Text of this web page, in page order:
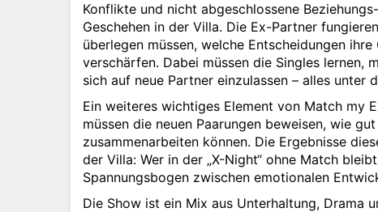
Konflikte und nicht abgeschlossene
Geschehen in der Villa. Die Ex-Partner
überlegen müssen, welche Entscheidungen
verschärfen. Dabei müssen die Singles lernen,
sich auf neue Partner einzulassen – alles unter
Ein weiteres wichtiges Element von Match my
müssen die neuen Paarungen beweisen, wie
zusammenarbeiten können. Die Ergebnisse
der Villa: Wer in der „X-Night“ ohne Match
Spannungsbogen zwischen emotionalen
Die Show ist ein Mix aus Unterhaltung, Drama